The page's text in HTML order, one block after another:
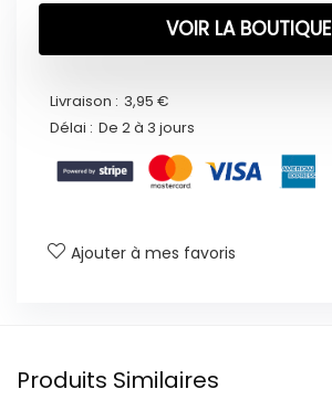
VOIR LA BOUTIQUE
Livraison : 3,95 €
Délai : De 2 à 3 jours
Ajouter à mes favoris
Produits Similaires